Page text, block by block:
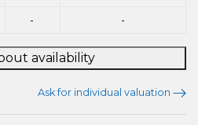
- -
availability
Ask for individual valuation